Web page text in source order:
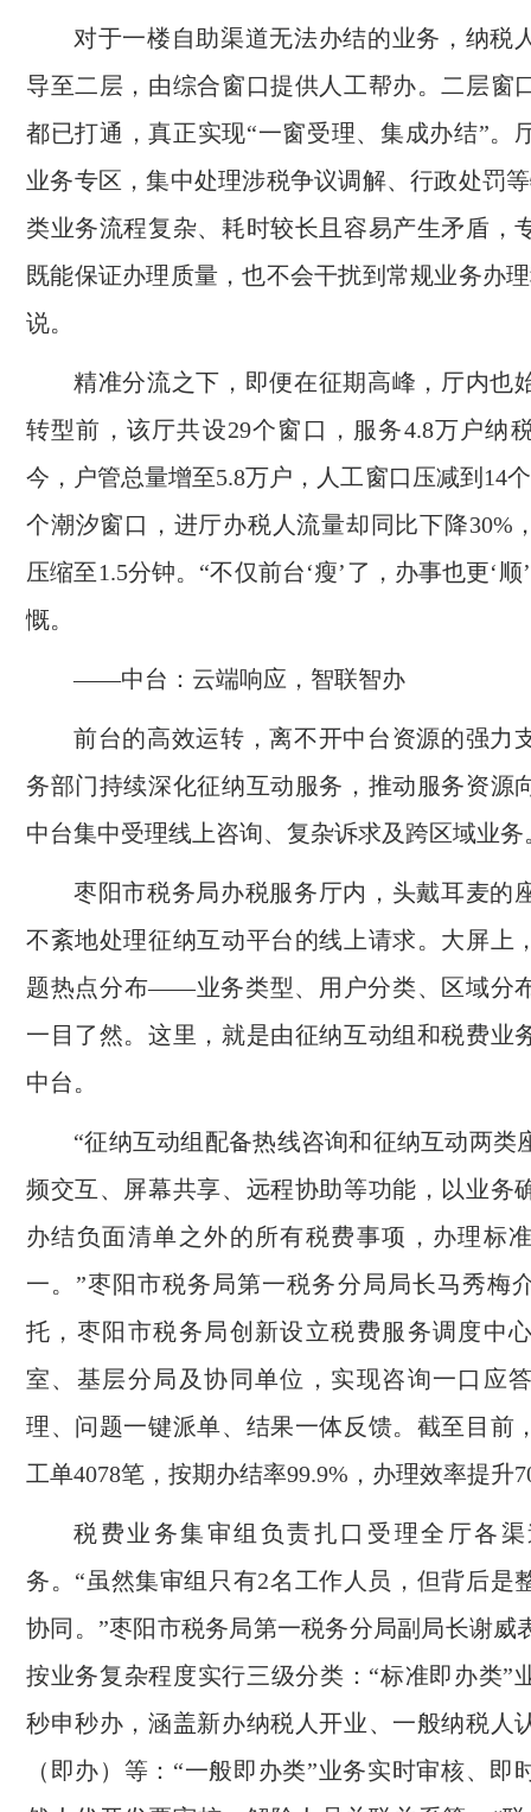
对于一楼自助渠道无法办结的业务，纳税
导至二层，由综合窗口提供人工帮办。二层窗
都已打通，真正实现“一窗受理、集成办结”。
业务专区，集中处理涉税争议调解、行政处罚
类业务流程复杂、耗时较长且容易产生矛盾，
既能保证办理质量，也不会干扰到常规业务办
说。
精准分流之下，即便在征期高峰，厅内也
转型前，该厅共设29个窗口，服务4.8万户纳
今，户管总量增至5.8万户，人工窗口压减到14
个潮汐窗口，进厅办税人流量却同比下降30%
压缩至1.5分钟。“不仅前台‘瘦’了，办事也更‘顺
慨。
——中台：云端响应，智联智办
前台的高效运转，离不开中台资源的强力
务部门持续深化征纳互动服务，推动服务资源
中台集中受理线上咨询、复杂诉求及跨区域业务
枣阳市税务局办税服务厅内，头戴耳麦的
不紊地处理征纳互动平台的线上请求。大屏上
题热点分布——业务类型、用户分类、区域分
一目了然。这里，就是由征纳互动组和税费业
中台。
“征纳互动组配备热线咨询和征纳互动两类
频交互、屏幕共享、远程协助等功能，以业务
办结负面清单之外的所有税费事项，办理标
一。”枣阳市税务局第一税务分局局长马秀梅
托，枣阳市税务局创新设立税费服务调度中
室、基层分局及协同单位，实现咨询一口应
理、问题一键派单、结果一体反馈。截至目前
工单4078笔，按期办结率99.9%，办理效率提升
税费业务集审组负责扎口受理全厅各
务。“虽然集审组只有2名工作人员，但背后是
协同。”枣阳市税务局第一税务分局副局长谢威
按业务复杂程度实行三级分类：“标准即办类”
秒申秒办，涵盖新办纳税人开业、一般纳税人
（即办）等：“一般即办类”业务实时审核、即